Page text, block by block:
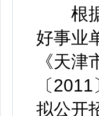
根据
好事业
《天
〔
拟公开